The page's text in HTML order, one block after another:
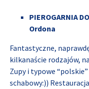
PIEROGARNIA
Ordona
Fantastyczne,
kilkanaście rodzajów,
Zupy i typowe
schabowy:))